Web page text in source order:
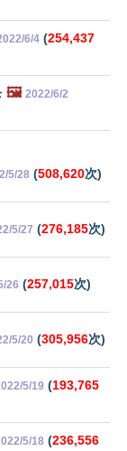
6/4 (254,437
🖼️ 2022/6/2
5/28 (508,620次)
5/27 (276,185次)
26 (257,015次)
5/20 (305,956次)
5/19 (193,765
5/18 (236,556